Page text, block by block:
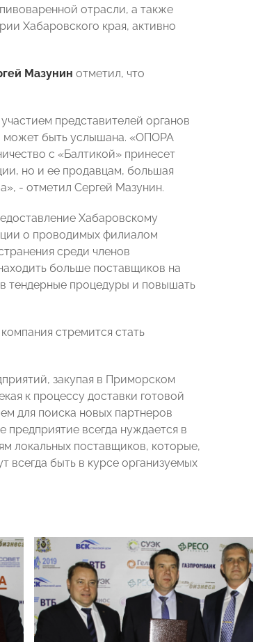
отрасли, а также
Хабаровского края, активно
Мазунин отметил, что
представителей органов
может быть услышана. «ОПОРА
с «Балтикой» принесет
но и ее продавцам, большая
- отметил Сергей Мазунин.
Хабаровскому
о проводимых филиалом
среди членов
больше поставщиков на
тендерные процедуры и повышать
стремится стать
закупая в Приморском
к процессу доставки готовой
для поиска новых партнеров
предприятие всегда нуждается в
локальных поставщиков, которые,
быть в курсе организуемых